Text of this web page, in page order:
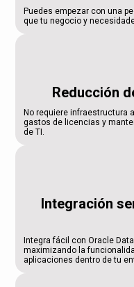
Puedes empezar con una
que tu negocio y
Reducción
No requiere infraestructura
gastos de licencias y
de TI.
Integración
Integra fácil con Oracle
maximizando la
aplicaciones dentro de tu